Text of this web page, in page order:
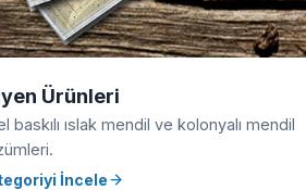
Ürünleri
baskılı ıslak mendil ve kolonyalı mendil
İncele